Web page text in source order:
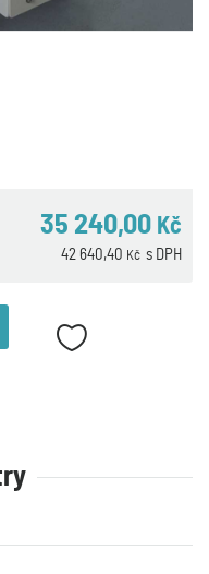
35 240,00 Kč
s DPH
42 640,40 Kč